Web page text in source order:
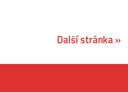
Další stránka »